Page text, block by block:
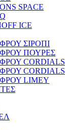
SPACE
ICE
ΣΙΡΟΠΙ
ΠΟΥΡΕΣ
CORDIALS
CORDIALS
LIMEY